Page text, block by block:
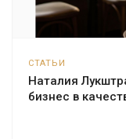
СТАТЬИ
Наталия
бизнес в